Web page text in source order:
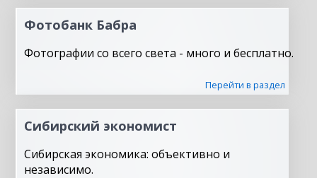
Фотобанк Бабра
Фотографии со всего света - много и бесплатно.
Перейти в раздел
Сибирский экономист
Сибирская экономика: объективно и
независимо.